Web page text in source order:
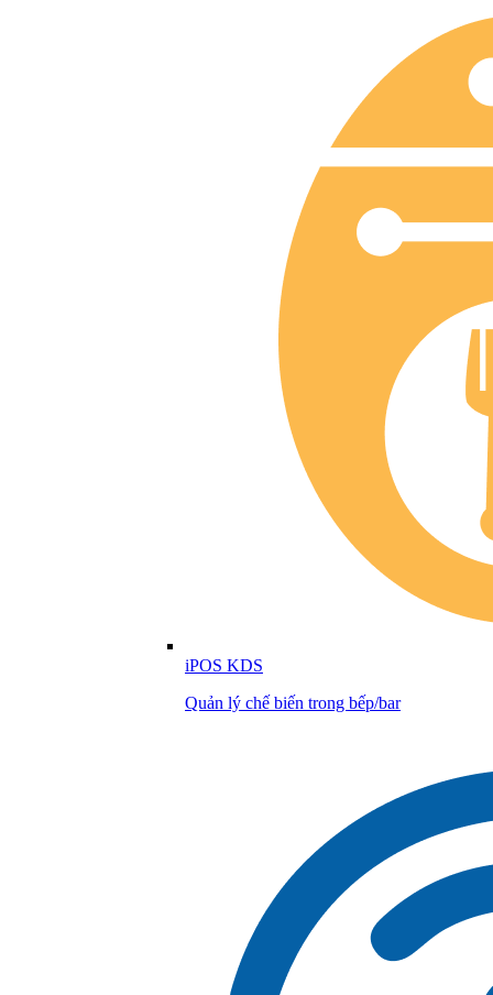
iPOS KDS
Quản lý chế biến trong bếp/bar